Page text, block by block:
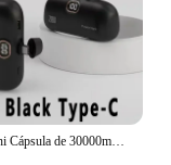
Xiaomi-Mini Cápsula de 30000mAh, fuente de alimentación inalámbrica de carga rápida, batería externa de emergencia para iPhone tipo c